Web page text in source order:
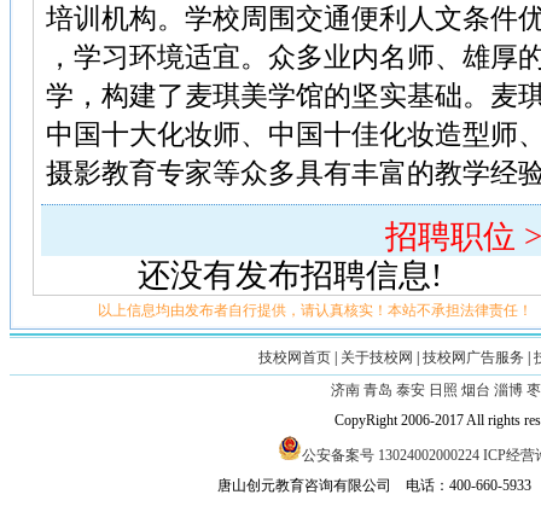
培训机构。学校周围交通便利人文条件
，学习环境适宜。众多业内名师、雄厚
学，构建了麦琪美学馆的坚实基础。麦
中国十大化妆师、中国十佳化妆造型师
摄影教育专家等众多具有丰富的教学
招聘职位
还没有发布招聘信息!
以上信息均由发布者自行提供，请认真核实！本站不承担法律责任！
技校网首页 | 关于技校网 |技校网广告服务 |
济南 青岛 泰安 日照 烟台 淄博
CopyRight 2006-2017 All rights
公安备案号 13024002000224 ICP经营
唐山创元教育咨询有限公司 电话：400-660-